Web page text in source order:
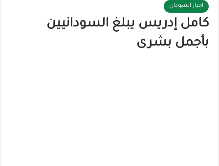
اخبار السودان
كامل إدريس يبلغ السودانيين
بأجمل بشرى